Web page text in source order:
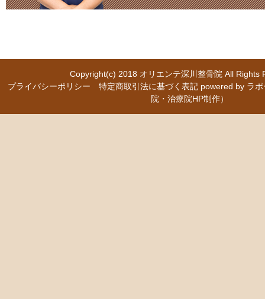
Copyright(c) 2018 オリエンテ深川整骨院 All
プライバシーポリシー
特定商取引法に基づく表記 powered by ラ
院・治療院HP制作）